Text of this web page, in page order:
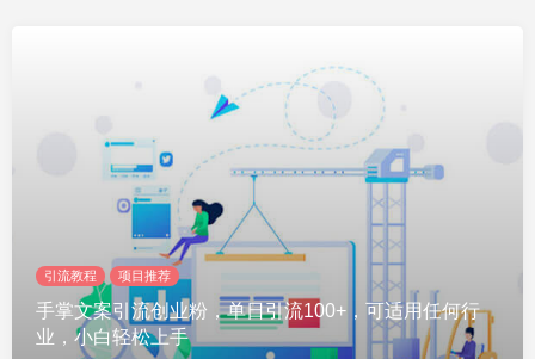
引流教程 项目推荐
手掌文案引流创业粉，单日引流100+，可适用任何行
业，小白轻松上手